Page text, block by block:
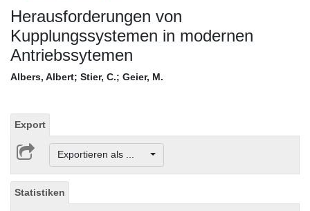
Herausforderungen von
Kupplungssystemen in modernen
Antriebssytemen
Albers, Albert; Stier, C.; Geier, M.
Export
Exportieren als ...
Statistiken